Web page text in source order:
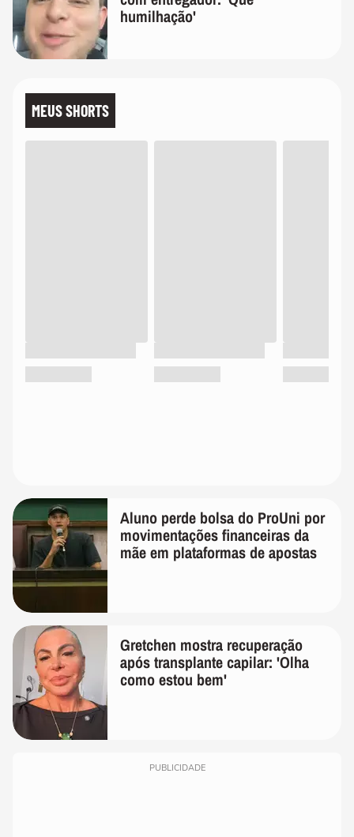
humilhação'
MEUS SHORTS
Aluno perde bolsa do ProUni por
movimentações financeiras da
mãe em plataformas de apostas
Gretchen mostra recuperação
após transplante capilar: 'Olha
como estou bem'
PUBLICIDADE